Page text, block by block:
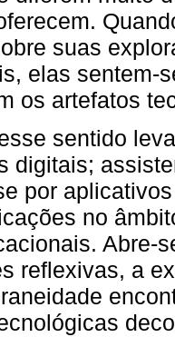
suas
elas sentem-
os artefatos
sentido
digitais;
por
no
Abre-
reflexivas, a